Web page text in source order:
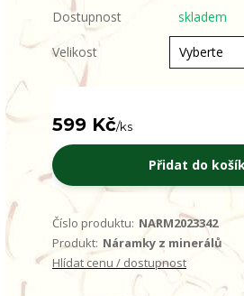
Dostupnost skladem
Velikost
599 Kč/ks
Přidat do
Číslo produktu: NARM2023342
Produkt: Náramky z minerálů
Hlídat cenu / dostupnost